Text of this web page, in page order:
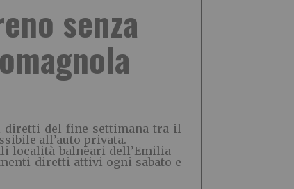
senza
diretti del fine settimana tra il
all’auto privata.
località balneari dell’Emilia-
diretti attivi ogni sabato e